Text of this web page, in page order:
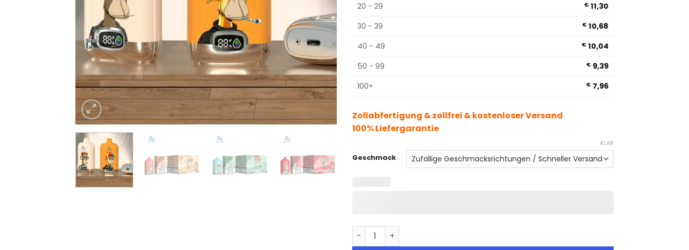
20 - 29
€ 11,30
30 - 39
€ 10,68
40 - 49
€ 10,04
50 - 99
€ 9,39
100+
€ 7,96
Zollabfertigung & zollfrei & kostenloser Versand
100% Liefergarantie
Geschmack
KLAR
Fumot Digital Box 12000 Disposable Vape Menge